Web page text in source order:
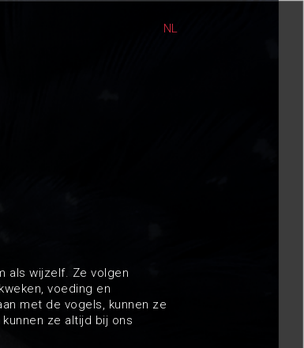
NL
als wijzelf. Ze volgen
voeding en
met de vogels, kunnen ze
ze altijd bij ons